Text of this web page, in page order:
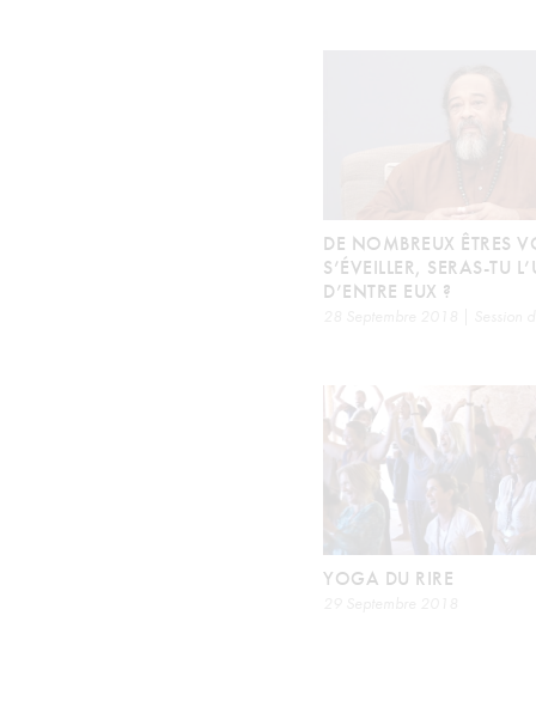
DE NOMBREUX ÊTRES
S’ÉVEILLER, SERAS-TU
D’ENTRE EUX ?
YOGA DU RIRE